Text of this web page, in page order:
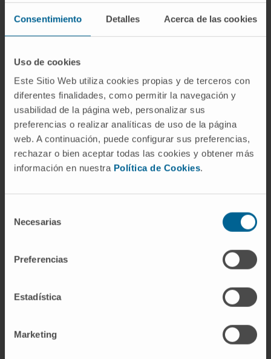
Consentimiento Detalles Acerca de las cookies
Uso de cookies
Este Sitio Web utiliza cookies propias y de terceros con
diferentes finalidades, como permitir la navegación y
usabilidad de la página web, personalizar sus
preferencias o realizar analíticas de uso de la página
web. A continuación, puede configurar sus preferencias,
rechazar o bien aceptar todas las cookies y obtener más
información en nuestra Política de Cookies.
Necesarias
Preferencias
Estadística
Marketing
de la Universidad de Navarra.
Ha colaborado en la redacción de 4
capítulos de libros.
En investigación
Ha participado en la publicación de más de
60 artículos científicos en revistas
internacionales y en más de 50
comunicaciones a congresos